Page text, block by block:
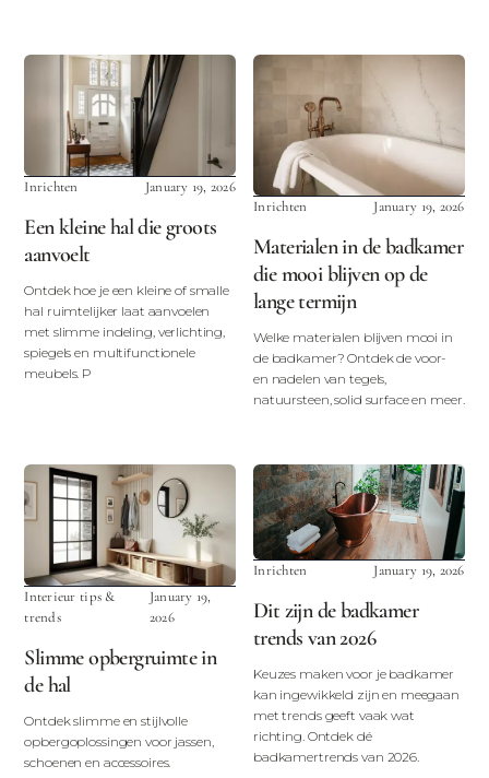
Inrichten January 19, 2026
Een kleine hal die groots
aanvoelt
Ontdek hoe je een kleine of smalle
hal ruimtelijker laat aanvoelen
met slimme indeling, verlichting,
spiegels en multifunctionele
meubels. P
Inrichten January 19, 2026
Materialen in de badkamer
die mooi blijven op de
lange termijn
Welke materialen blijven mooi in
de badkamer? Ontdek de voor-
en nadelen van tegels,
natuursteen, solid surface en meer.
Interieur tips &
trends
January 19,
2026
Slimme opbergruimte in
de hal
Ontdek slimme en stijlvolle
opbergoplossingen voor jassen,
schoenen en accessoires.
Inrichten January 19, 2026
Dit zijn de badkamer
trends van 2026
Keuzes maken voor je badkamer
kan ingewikkeld zijn en meegaan
met trends geeft vaak wat
richting. Ontdek dé
badkamertrends van 2026.